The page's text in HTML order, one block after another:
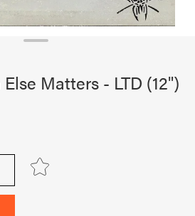
Matters - LTD (12")